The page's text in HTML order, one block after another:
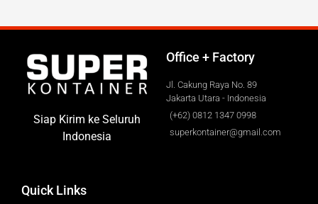
Siap Kirim ke Seluruh
Indonesia
Office + Factory
Jl. Cakung Raya No. 89
Jakarta Utara - Indonesia
(+62) 0812 1347 0998
superkontainer@gmail.com
Quick Links